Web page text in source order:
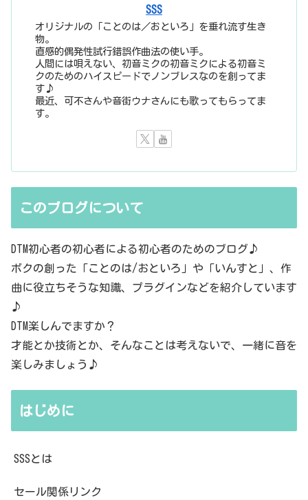
SSS
オリジナルの「ことのは／おといろ」を垂れ流す生き
物。
直感的偶発性試行錯誤作曲法の使い手。
人間には唄えない、初音ミクの初音ミクによる初音ミ
クのためのハイスピードでノンブレスなのを創ってま
す♪
最近、可不さんや音街ウナさんにも歌ってもらってま
す。
このブログについて
DTM初心者の初心者による初心者のためのブログ♪
ボクの創った「ことのは/おといろ」や「いんすと」、作
曲に役立ちそうな知識、プラグインなどを紹介しています
♪
DTM楽しんでますか？
才能とか技術とか、そんなことは考えないで、一緒に音を
楽しみましょう♪
はじめに
SSSとは
セール関係リンク